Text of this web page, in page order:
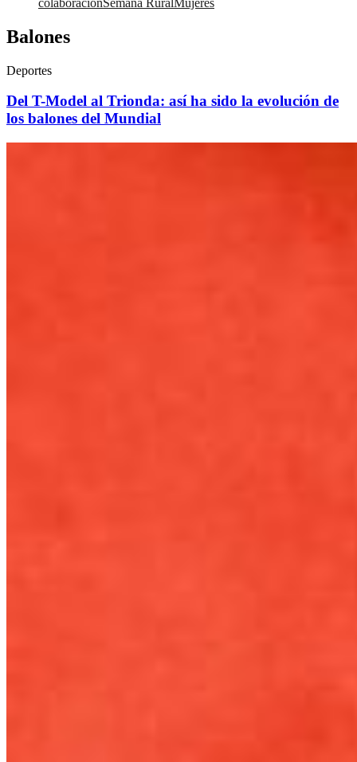
Balones
Deportes
Del T-Model al Trionda: así ha sido la evolución de
los balones del Mundial